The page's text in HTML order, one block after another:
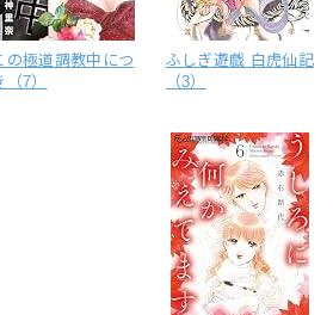
の極道調教中につ
（7）
ふしぎ遊戯 白虎仙記
（3）